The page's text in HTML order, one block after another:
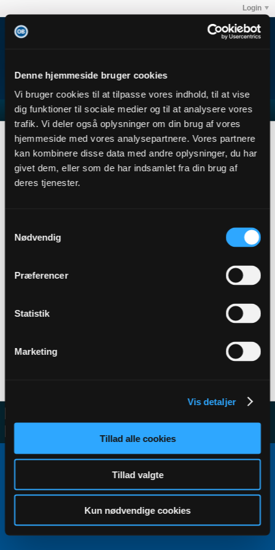
Denne hjemmeside bruger cookies
Vi bruger cookies til at tilpasse vores indhold, til at vise
dig funktioner til sociale medier og til at analysere vores
trafik. Vi deler også oplysninger om din brug af vores
hjemmeside med vores analysepartnere. Vores partnere
kan kombinere disse data med andre oplysninger, du har
givet dem, eller som de har indsamlet fra din brug af
deres tjenester.
Nødvendig
Præferencer
Statistik
Marketing
Vis detaljer
Tillad alle cookies
Tillad valgte
Kun nødvendige cookies
Login
Matti1887
User Profile
Matti1887
Senior Member
0
0
Copyright ©2000 - 2026, Jelsoft Enterprises Ltd.
All times are GMT+1. This page was generated at 11:36.